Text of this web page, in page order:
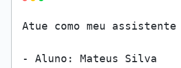
Atue como meu
- Aluno: Mateus Silva